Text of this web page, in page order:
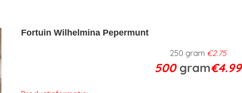
Fortuin Wilhelmina Pepermunt
250 gram €2.75
500 gram€4.99